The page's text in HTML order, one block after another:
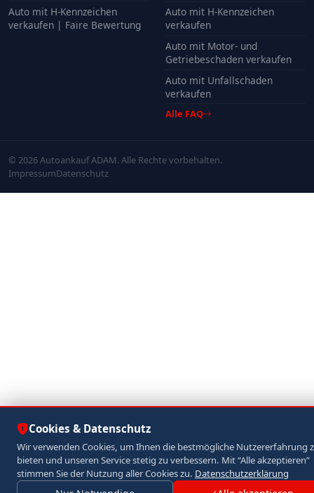
Auto mit H-Kennzeichen
verkaufen | Faire Bewertung
Auto mit H-Kennzeichen
verkaufen
Auto mit Motor- und
Getriebeschaden verkaufen
Auto mit Unfallschaden
verkaufen
Alle FAQ
© 2026 Autoankauf ADAM. Alle Rechte vorbehalten.
ImpressumDatenschutz
Cookies & Datenschutz
Wir verwenden Cookies, um Ihnen die bestmögliche Nutzererfahrung
bieten und unseren Service stetig zu verbessern. Mit “Alle akzeptieren”
stimmen Sie der Nutzung aller Cookies zu. Datenschutzerklärung